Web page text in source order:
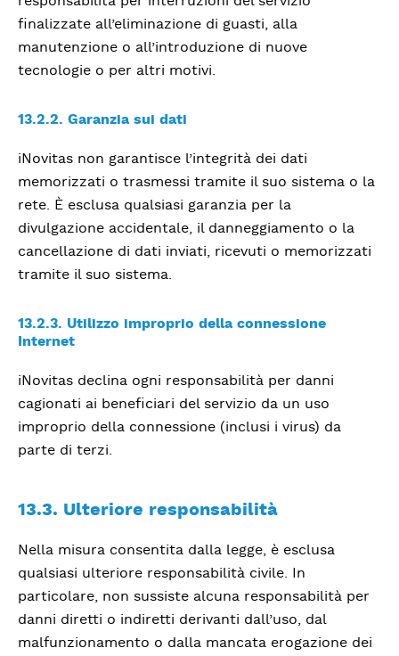
finalizzate all’eliminazione di guasti, alla
manutenzione o all’introduzione di nuove
tecnologie o per altri motivi.
13.2.2. Garanzia sui dati
iNovitas non garantisce l’integrità dei dati
memorizzati o trasmessi tramite il suo sistema o la
rete. È esclusa qualsiasi garanzia per la
divulgazione accidentale, il danneggiamento o la
cancellazione di dati inviati, ricevuti o memorizzati
tramite il suo sistema.
13.2.3. Utilizzo improprio della connessione
Internet
iNovitas declina ogni responsabilità per danni
cagionati ai beneficiari del servizio da un uso
improprio della connessione (inclusi i virus) da
parte di terzi.
13.3. Ulteriore responsabilità
Nella misura consentita dalla legge, è esclusa
qualsiasi ulteriore responsabilità civile. In
particolare, non sussiste alcuna responsabilità per
danni diretti o indiretti derivanti dall’uso, dal
malfunzionamento o dalla mancata erogazione dei